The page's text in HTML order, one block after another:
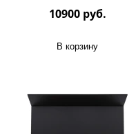
10900 руб.
В корзину